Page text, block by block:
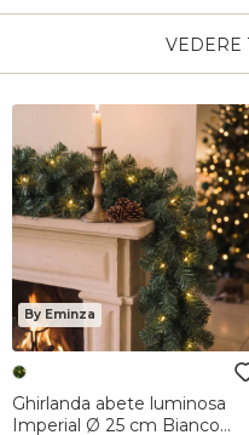
VEDERE
By Eminza
Ghirlanda abete luminosa
Imperial Ø 25 cm Bianco